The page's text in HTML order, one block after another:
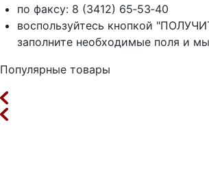
по факсу: 8 (3412) 65‑53‑40
воспользуйтесь кнопкой
заполните необходимые поля и
Популярные товары